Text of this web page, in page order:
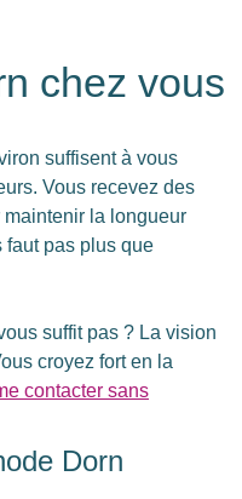
chez vous
suffisent à vous
Vous recevez des
la longueur
faut pas plus que
suffit pas ? La vision
croyez fort en la
contacter sans
Dorn